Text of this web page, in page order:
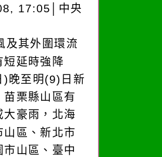
17:05│中央
及其外圍環流
短延時強降
)晚至明(9)日新
苗栗縣山區有
大豪雨，北海
山區、新北市
市山區、臺中